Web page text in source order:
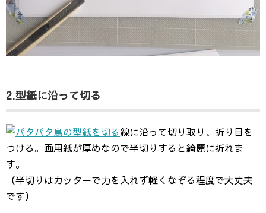
2.型紙に沿って切る
線に沿って切り取り、折り目を
つける。画用紙が厚めなので半切りすると綺麗に折れま
す。
（半切りはカッターで力を入れず軽くなぞる程度で大丈夫
です）